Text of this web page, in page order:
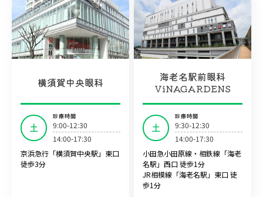
横須賀中央眼科
土
診療時間
9:00-12:30
14:00-17:30
京浜急行「横須賀中央駅」東口
徒歩3分
海老名駅前眼科
ViNAGARDENS
土
診療時間
9:30-12:30
14:00-17:30
小田急小田原線・相鉄線「海老
名駅」西口 徒歩1分
JR相模線「海老名駅」東口 徒
歩1分